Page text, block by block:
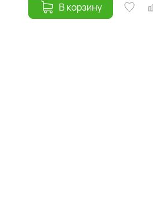
В корзину